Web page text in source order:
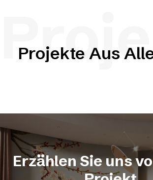
Projekte Aus
Erzählen Sie uns